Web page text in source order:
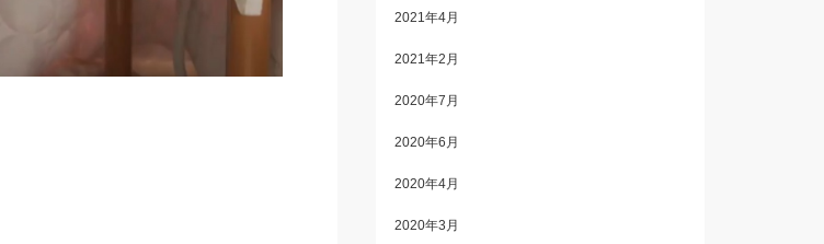
2021年4月
2021年2月
2020年7月
2020年6月
2020年4月
2020年3月